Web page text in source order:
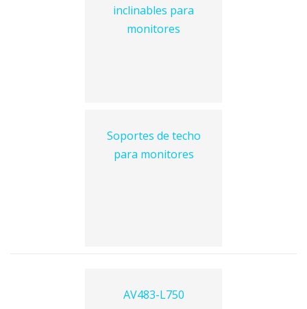
inclinables para
monitores
Soportes de techo
para monitores
AV483-L750